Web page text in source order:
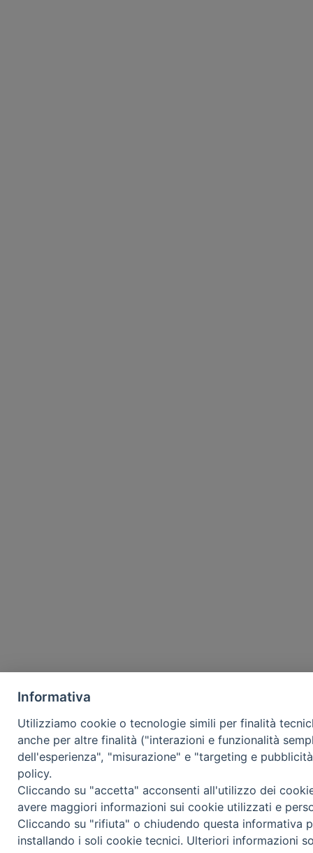
Informativa
Utilizziamo cookie o tecnologie simili per finalità
anche per altre finalità ("interazioni e funzionalità
dell'esperienza", "misurazione" e "targeting e
policy.
Cliccando su "accetta" acconsenti all'utilizzo dei
avere maggiori informazioni sui cookie utilizzati e
Cliccando su "rifiuta" o chiudendo questa informativa
installando i soli cookie tecnici. Ulteriori informazioni